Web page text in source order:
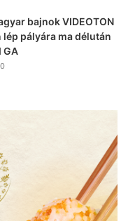
bajnok VIDEOTON
lép pályára ma délután
GA